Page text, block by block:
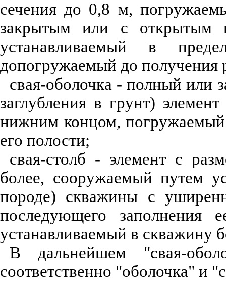
сечения до 0,8 м,
закрытым или с открытым
устанавливаемый в
допогружаемый до получения
свая-оболочка - полный или
заглубления в грунт)
нижним концом, погружаемый
его полости;
свая-столб - элемент с
более, сооружаемый путем
породе) скважины с
последующего заполнения
устанавливаемый в скважину
В дальнейшем "свая-
соответственно "оболочка" и